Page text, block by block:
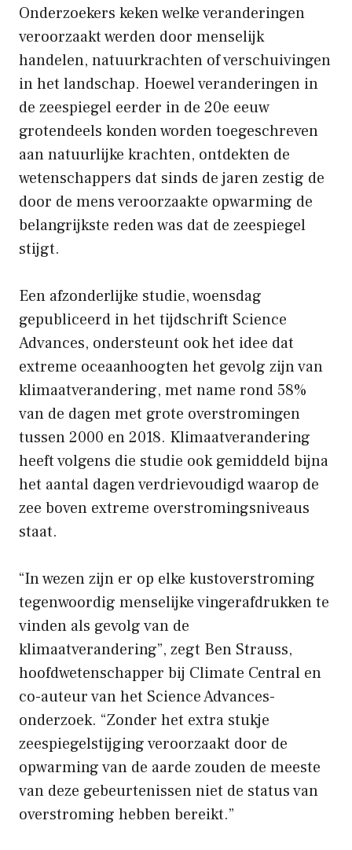
Onderzoekers keken welke veranderingen
veroorzaakt werden door menselijk
handelen, natuurkrachten of verschuivingen
in het landschap. Hoewel veranderingen in
de zeespiegel eerder in de 20e eeuw
grotendeels konden worden toegeschreven
aan natuurlijke krachten, ontdekten de
wetenschappers dat sinds de jaren zestig de
door de mens veroorzaakte opwarming de
belangrijkste reden was dat de zeespiegel
stijgt.
Een afzonderlijke studie, woensdag
gepubliceerd in het tijdschrift Science
Advances, ondersteunt ook het idee dat
extreme oceaanhoogten het gevolg zijn van
klimaatverandering, met name rond 58%
van de dagen met grote overstromingen
tussen 2000 en 2018. Klimaatverandering
heeft volgens die studie ook gemiddeld bijna
het aantal dagen verdrievoudigd waarop de
zee boven extreme overstromingsniveaus
staat.
“In wezen zijn er op elke kustoverstroming
tegenwoordig menselijke vingerafdrukken te
vinden als gevolg van de
klimaatverandering”, zegt Ben Strauss,
hoofdwetenschapper bij Climate Central en
co-auteur van het Science Advances-
onderzoek. “Zonder het extra stukje
zeespiegelstijging veroorzaakt door de
opwarming van de aarde zouden de meeste
van deze gebeurtenissen niet de status van
overstroming hebben bereikt.”